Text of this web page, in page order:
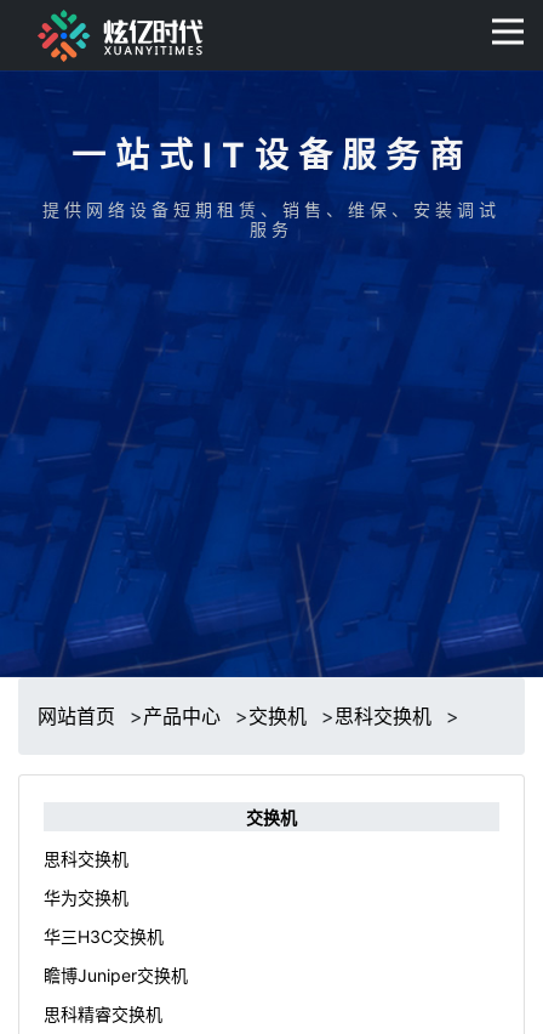
一站式IT设备服务商
提供网络设备短期租赁、销售、维保、安装调试
服务
网站首页 >产品中心 >交换机 >思科交换机 >
交换机
思科交换机
华为交换机
华三H3C交换机
瞻博Juniper交换机
思科精睿交换机